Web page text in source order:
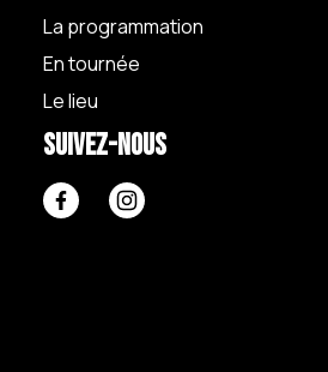
La programmation
En tournée
Le lieu
Suivez-nous